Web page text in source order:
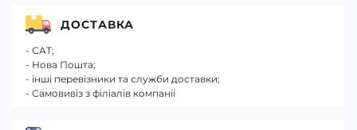
ДОСТАВКА
- САТ;
- Нова Пошта;
- інші перевізники та служби доставки;
- Самовивіз з філіалів компанії